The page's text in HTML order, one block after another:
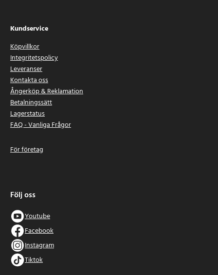
Kundservice
Köpvillkor
Integritetspolicy
Leveranser
Kontakta oss
Ångerköp & Reklamation
Betalningssätt
Lagerstatus
FAQ - Vanliga Frågor
För företag
Följ oss
Youtube
Facebook
Instagram
Tiktok